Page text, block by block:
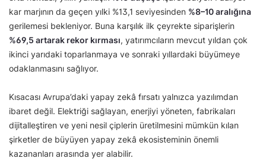
kar marjının da geçen yılki %13,1 seviyesinden %8–10 aralığına
gerilemesi bekleniyor. Buna karşılık ilk çeyrekte siparişlerin
%69,5 artarak rekor kırması, yatırımcıların mevcut yıldan çok
ikinci yarıdaki toparlanmaya ve sonraki yıllardaki büyümeye
odaklanmasını sağlıyor.
Kısacası Avrupa’daki yapay zekâ fırsatı yalnızca yazılımdan
ibaret değil. Elektriği sağlayan, enerjiyi yöneten, fabrikaları
dijitalleştiren ve yeni nesil çiplerin üretilmesini mümkün kılan
şirketler de büyüyen yapay zekâ ekosisteminin önemli
kazananları arasında yer alabilir.